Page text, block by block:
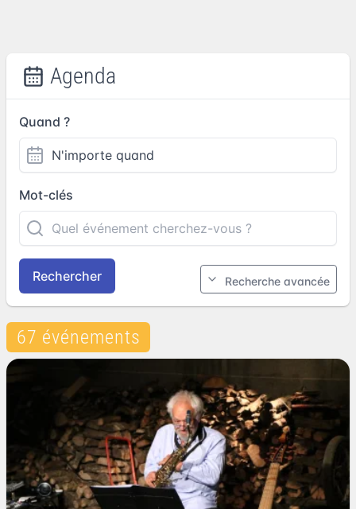
Agenda
Quand ?
Mot-clés
Rechercher Recherche avancée
67 événements